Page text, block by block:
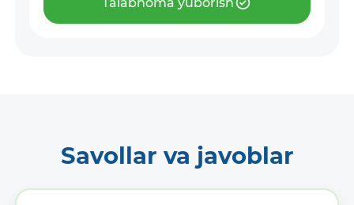
Savollar va javoblar